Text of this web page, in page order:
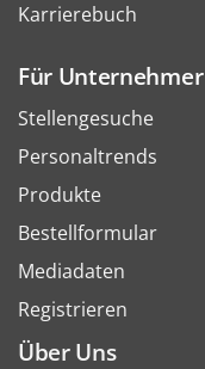
Karrierebuch
Für Unternehmer
Stellengesuche
Personaltrends
Produkte
Bestellformular
Mediadaten
Registrieren
Über Uns